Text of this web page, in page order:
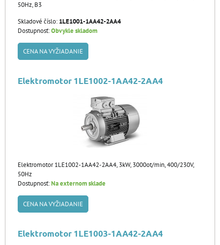
50Hz, B3
Skladové číslo: 1LE1001-1AA42-2AA4
Dostupnosť:Obvykle skladom
CENA NA VYŽIADANIE
Elektromotor 1LE1002-1AA42-2AA4
Elektromotor 1LE1002-1AA42-2AA4, 3kW, 3000ot/min, 400/230V,
50Hz
Dostupnosť:Na externom sklade
CENA NA VYŽIADANIE
Elektromotor 1LE1003-1AA42-2AA4